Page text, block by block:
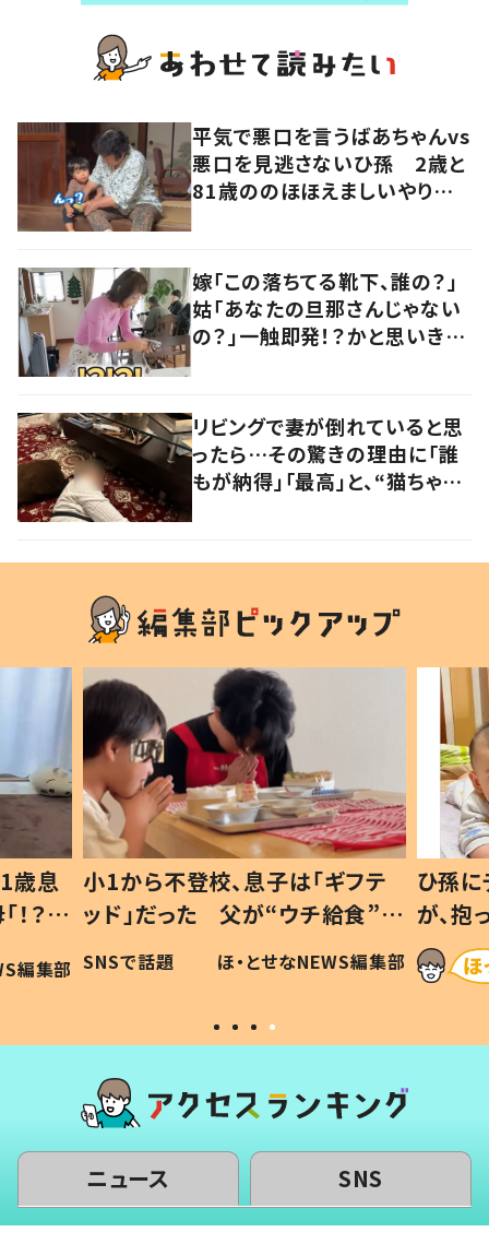
平気で悪口を言うばあちゃんvs
悪口を見逃さないひ孫 2歳と
81歳ののほほえましいやり取り
嫁「この落ちてる靴下、誰の？」
姑「あなたの旦那さんじゃない
の？」一触即発！？かと思いき
リビングで妻が倒れていると思
ったら…その驚きの理由に「誰
もが納得」「最高」と、“猫ちゃん
歳息
？」
編集部
小1から不登校、息子は「ギフテ
ッド」だった 父が“ウチ給食”を
作り続ける理由とは #令和の親
#令和の子
SNSで話題 ほ・とせなNEWS編集部
ひ孫
が、
「涙が
い」
ニュース SNS